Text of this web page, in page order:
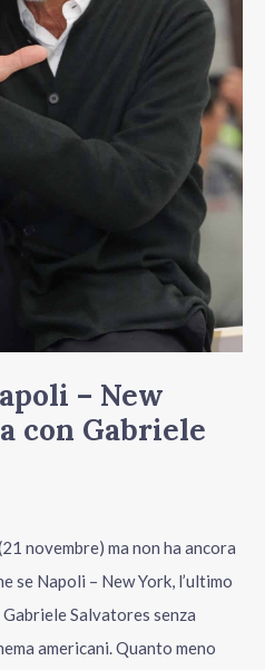
– New
con Gabriele
novembre) ma non ha ancora
se Napoli – New York, l’ultimo
Salvatores senza
americani. Quanto meno